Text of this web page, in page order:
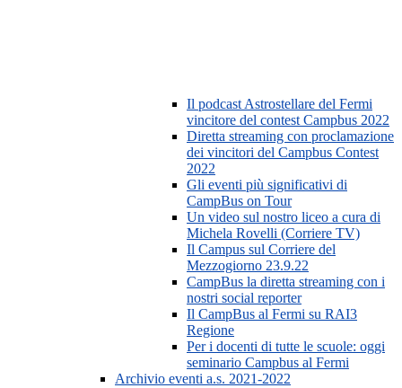
Il podcast Astrostellare del Fermi
vincitore del contest Campbus 2022
Diretta streaming con proclamazione
dei vincitori del Campbus Contest
2022
Gli eventi più significativi di
CampBus on Tour
Un video sul nostro liceo a cura di
Michela Rovelli (Corriere TV)
Il Campus sul Corriere del
Mezzogiorno 23.9.22
CampBus la diretta streaming con i
nostri social reporter
Il CampBus al Fermi su RAI3
Regione
Per i docenti di tutte le scuole: oggi
seminario Campbus al Fermi
Archivio eventi a.s. 2021-2022